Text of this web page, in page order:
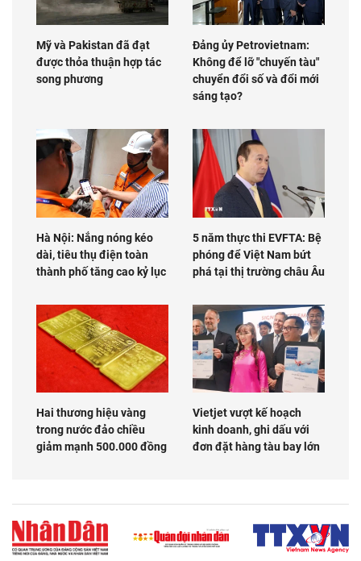
Mỹ và Pakistan đã đạt
được thỏa thuận hợp tác
song phương
Đảng ủy Petrovietnam:
Không để lỡ "chuyến tàu"
chuyển đổi số và đổi mới
sáng tạo?
Hà Nội: Nắng nóng kéo
dài, tiêu thụ điện toàn
thành phố tăng cao kỷ lục
5 năm thực thi EVFTA: Bệ
phóng để Việt Nam bứt
phá tại thị trường châu Âu
Hai thương hiệu vàng
trong nước đảo chiều
giảm mạnh 500.000 đồng
Vietjet vượt kế hoạch
kinh doanh, ghi dấu với
đơn đặt hàng tàu bay lớn